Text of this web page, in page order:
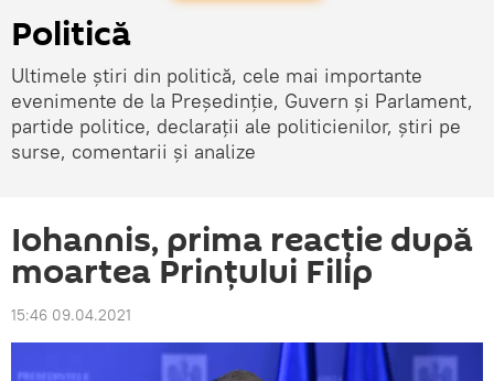
Politică
Ultimele știri din politică, cele mai importante
evenimente de la Președinție, Guvern și Parlament,
partide politice, declarații ale politicienilor, știri pe
surse, comentarii și analize
Iohannis, prima reacție după
moartea Prințului Filip
15:46 09.04.2021